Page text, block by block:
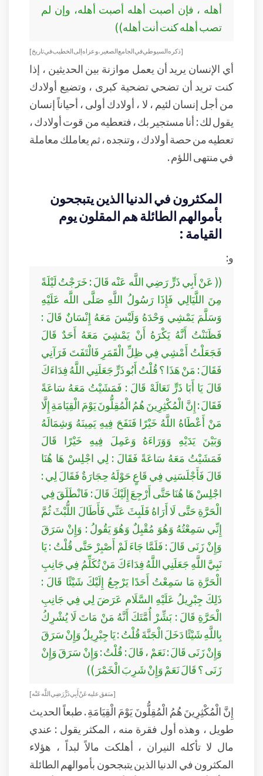
أهله ، فإن أصبت أهله أصبت أهله، وإن لم
تصب أهله كنت أنت أهله))
[ ذكره السيوطي في الجامع الصغير، وعزاه إلى الخطيب في تاريخ]
أي الإنسان يريد أن يعمل موازنة بين الحديثين ، إذا
كنت تريد أن تضحي تضحية كبرى ، وتضيع أولادك
من أجل إنسان لئيم ، لا ، أولادك أولى ، أحياناً إنسان
يقول لك : أنا مستجير بك ، فتعطيه من قوت أولادك ،
تعطيه من حصة أولادك ، وتنجده ، ثم يعاملك معاملة
في منتهى اللؤم .
المكثرون في الدنيا الذين يتبجحون
بأموالهم الطائلة هم المقلون يوم
القيامة :
و:
(( عَنْ أَبِي ذَرٍّ رَضِي اللَّه عَنْه قَالَ : خَرَجْتُ لَيْلَةً
مِنَ اللَّيَالِي فَإِذَا رَسُولُ اللَّهِ صَلَّى اللَّه عَلَيْهِ
وَسَلَّمَ يَمْشِي وَحْدَهُ وَلَيْسَ مَعَهُ إِنْسَانٌ قَالَ :
فَظَنَنْتُ أَنَّهُ يَكْرَهُ أَنْ يَمْشِيَ مَعَهُ أَحَدٌ قَالَ
فَجَعَلْتُ أَمْشِي فِي ظِلِّ الْقَمَرِ فَالْتَفَتَ فَرَآنِي
فَقَالَ : مَنْ هَذَا ؟ قُلْتُ أَبُو ذَرٍّ جَعَلَنِي اللَّهُ فِدَاءَكَ
قَالَ يَا أَبَا ذَرٍّ تَعَالَهْ قَالَ : فَمَشَيْتُ مَعَهُ سَاعَةً
فَقَالَ : إِنَّ الْمُكْثِرِينَ هُمُ الْمُقِلُّونَ يَوْمَ الْقِيَامَةِ إِلَّا
مَنْ أَعْطَاهُ اللَّهُ خَيْرًا فَنَفَحَ فِيهِ يَمِينَهُ وَشِمَالَهُ
وَبَيْنَ يَدَيْهِ وَوَرَاءَهُ وَعَمِلَ فِيهِ خَيْرًا قَالَ
فَمَشَيْتُ مَعَهُ سَاعَةً فَقَالَ : لِي اجْلِسْ هَا هُنَا
قَالَ فَأَجْلَسَنِي فِي قَاعٍ حَوْلَهُ حِجَارَةٌ فَقَالَ لِي :
اجْلِسْ هَا هُنَا حَتَّى أَرْجِعَ إِلَيْكَ قَالَ : فَانْطَلَقَ فِي
الْحَرَّةِ حَتَّى لَا أَرَاهُ فَلَبِثَ عَنِّي فَأَطَالَ اللُّبْثَ ثُمَّ
إِنِّي سَمِعْتُهُ وَهُوَ مُقْبِلٌ وَهُوَ يَقُولُ : وَإِنْ سَرَقَ
وَإِنْ زَنَى قَالَ : فَلَمَّا جَاءَ لَمْ أَصْبِرْ حَتَّى قُلْتُ : يَا
نَبِيَّ اللَّهِ جَعَلَنِي اللَّهُ فِدَاءَكَ مَنْ تُكَلِّمُ فِي جَانِبِ
الْحَرَّةِ مَا سَمِعْتُ أَحَدًا يَرْجِعُ إِلَيْكَ شَيْئًا قَالَ :
ذَلِكَ جِبْرِيلُ عَلَيْهِ السَّلَام عَرَضَ لِي فِي جَانِبِ
الْحَرَّةِ قَالَ : بَشِّرْ أُمَّتَكَ أَنَّهُ مَنْ مَاتَ لَا يُشْرِكُ
بِاللَّهِ شَيْئًا دَخَلَ الْجَنَّةَ قُلْتُ : يَا جِبْرِيلُ وَإِنْ سَرَقَ
وَإِنْ زَنَى قَالَ : نَعَمْ ، قَالَ : قُلْتُ : وَإِنْ سَرَقَ وَإِنْ
زَنَى ؟ قَالَ نَعَمْ وَإِنْ شَرِبَ الْخَمْرَ ))
[متفق عليه عَنْ أَبِي ذَرٍّ رَضِي اللَّه عَنْه]
إِنَّ الْمُكْثِرِينَ هُمُ الْمُقِلُّونَ يَوْمَ الْقِيَامَةِ . طبعاً الحديث
طويل ، وهذه أول فقرة منه ، المكثر يقول : عندي
مال لا تأكله النيران ، أهلكت مالاً لبداً ، هؤلاء
المكثرون في الدنيا الذين يتبجحون بأموالهم الطائلة